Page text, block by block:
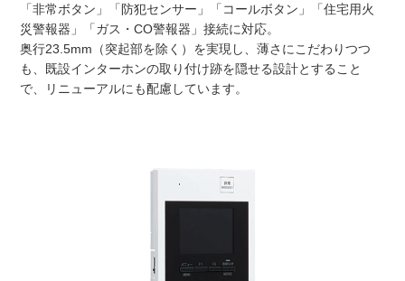
「非常ボタン」「防犯センサー」「コールボタン」「住宅用火
災警報器」「ガス・CO警報器」接続に対応。
奥行23.5mm（突起部を除く）を実現し、薄さにこだわりつつ
も、既設インターホンの取り付け跡を隠せる設計とすること
で、リニューアルにも配慮しています。